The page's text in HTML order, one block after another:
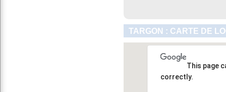
TARGON : CARTE DE
This page
correctly.